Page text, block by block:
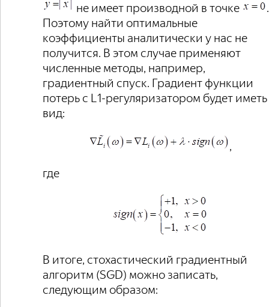
не имеет производной в точке
.
Поэтому найти оптимальные
коэффициенты аналитически у нас не
получится. В этом случае применяют
численные методы, например,
градиентный спуск. Градиент функции
потерь с L1-регуляризатором будет иметь
вид:
,
где
В итоге, стохастический градиентный
алгоритм (SGD) можно записать,
следующим образом: